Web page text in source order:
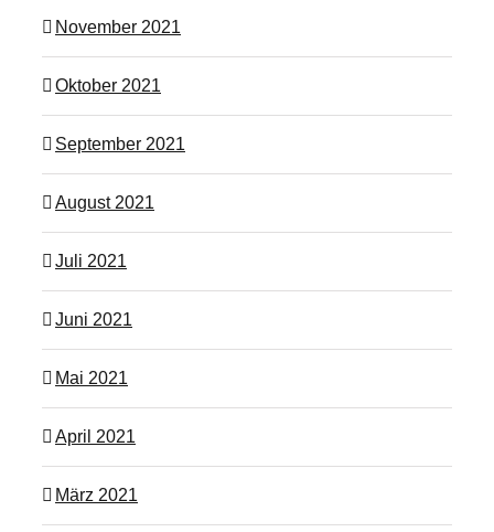
November 2021
Oktober 2021
September 2021
August 2021
Juli 2021
Juni 2021
Mai 2021
April 2021
März 2021